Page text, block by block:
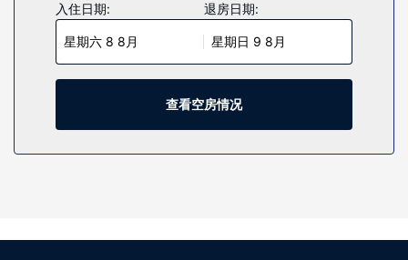
供有线频道，可满足您的娱乐需求。浴室提供淋浴设施和吹风
机。便利设施包括茶具/咖啡用具和熨斗/熨衣板，以及带有免
费市内通话的电话。
您可利用免费 WiFi和自动售货机等便利服务和设施。
其他设施
特色服务/设施包括免费高速有线上网、电梯和自动售货机。酒
入住日期:
星期六 8 8月
退房日期:
星期日 9 8月
查看空房情况